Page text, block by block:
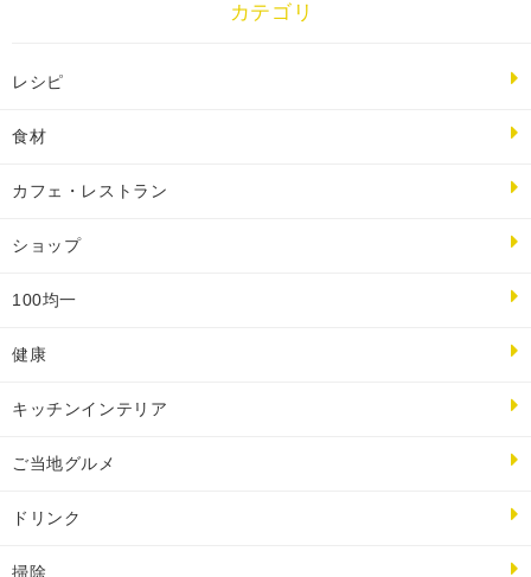
カテゴリ
レシピ
食材
カフェ・レストラン
ショップ
100均一
健康
キッチンインテリア
ご当地グルメ
ドリンク
掃除